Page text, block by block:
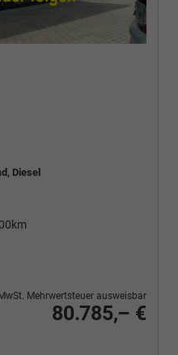
Diesel
80.785,– €
Mehrwertsteuer ausweisbar